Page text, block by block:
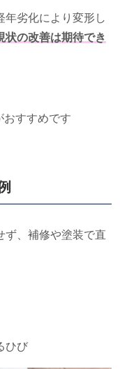
年劣化により変形し
状の改善は期待でき
すすめです
ず、補修や塗装で直
ひび